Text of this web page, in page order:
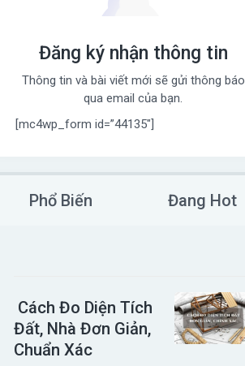
Đăng ký nhận thông tin
Thông tin và bài viết mới sẽ gửi thông báo
qua email của bạn.
[mc4wp_form id=”44135″]
Phổ Biến Đang Hot
Cách Đo Diện Tích
Đất, Nhà Đơn Giản,
Chuẩn Xác